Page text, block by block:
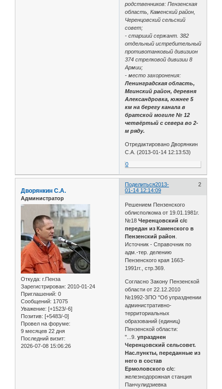
родственников: Пензенская
область, Каменский район,
Черенцовский сельский
совет;
- старший сержант. 382
отдельный истребительный
противотанковый дивизион
374 стрелковой дивизии 8
Армии;
- место захоронения:
Ленинградская область,
Мгинский район, деревня
Александровка, южнее 5
км на берегу канала в
братской могиле № 12
четвёртый с севера во 2-
м ряду.
Отредактировано Дворянкин
С.А. (2013-01-14 12:13:53)
0
Поделиться 2
2013-
01-14 12:14:09
Дворянкин С.А.
Администратор
Откуда: г.Пенза
Зарегистрирован: 2010-01-24
Приглашений: 0
Сообщений: 17075
Уважение: [+1523/-6]
Позитив: [+5483/-0]
Провел на форуме:
9 месяцев 22 дня
Последний визит:
2026-07-08 15:06:26
Решением Пензенского
облисполкома от 19.01.1981г.
№18Черенцовский с/с
передан из Каменского в
Пензенский район
Источник - Справочник по
адм.-тер. делению
Пензенского края 1663-
1991гг., стр.369.
Согласно Закону Пензенской
области от 22.12.2010
№1992-ЗПО "Об упразднении
административно-
территориальных
образований (единиц)
Пензенской области:
"...9.упразднен
Черенцовский сельсовет.
Нас.пункты, переданные из
него в состав
Ермоловского с/с:
железнодорожная станция
Панчулидзиевка